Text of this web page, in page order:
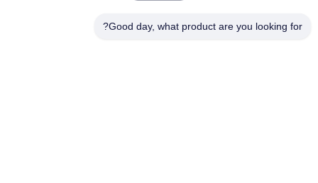
تور کارخانه
Good day, what product are you looking for?